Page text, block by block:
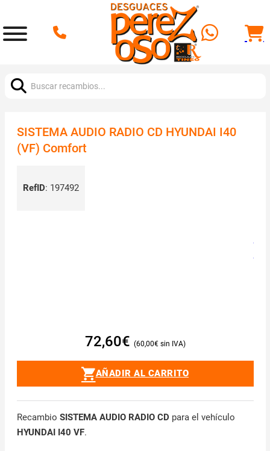
SISTEMA AUDIO RADIO CD HYUNDAI I40
(VF) Comfort
RefID: 197492
72,60€ 60,00€
AÑADIR AL CARRITO
Recambio SISTEMA AUDIO RADIO CD para el vehículo
HYUNDAI I40 VF.